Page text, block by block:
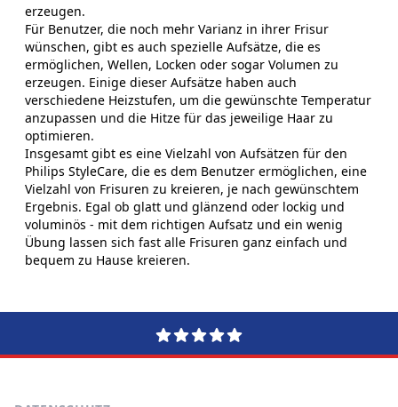
erzeugen.
Für Benutzer, die noch mehr Varianz in ihrer Frisur
wünschen, gibt es auch spezielle Aufsätze, die es
ermöglichen, Wellen, Locken oder sogar Volumen zu
erzeugen. Einige dieser Aufsätze haben auch
verschiedene Heizstufen, um die gewünschte Temperatur
anzupassen und die Hitze für das jeweilige Haar zu
optimieren.
Insgesamt gibt es eine Vielzahl von Aufsätzen für den
Philips StyleCare, die es dem Benutzer ermöglichen, eine
Vielzahl von Frisuren zu kreieren, je nach gewünschtem
Ergebnis. Egal ob glatt und glänzend oder lockig und
voluminös - mit dem richtigen Aufsatz und ein wenig
Übung lassen sich fast alle Frisuren ganz einfach und
bequem zu Hause kreieren.